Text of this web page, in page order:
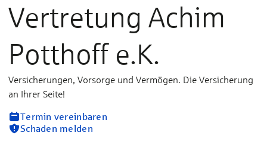
Vertretung Achim
Potthoff e.K.
Versicherungen, Vorsorge und Vermögen. Die Versicherung
an Ihrer Seite!
Termin vereinbaren
Schaden melden